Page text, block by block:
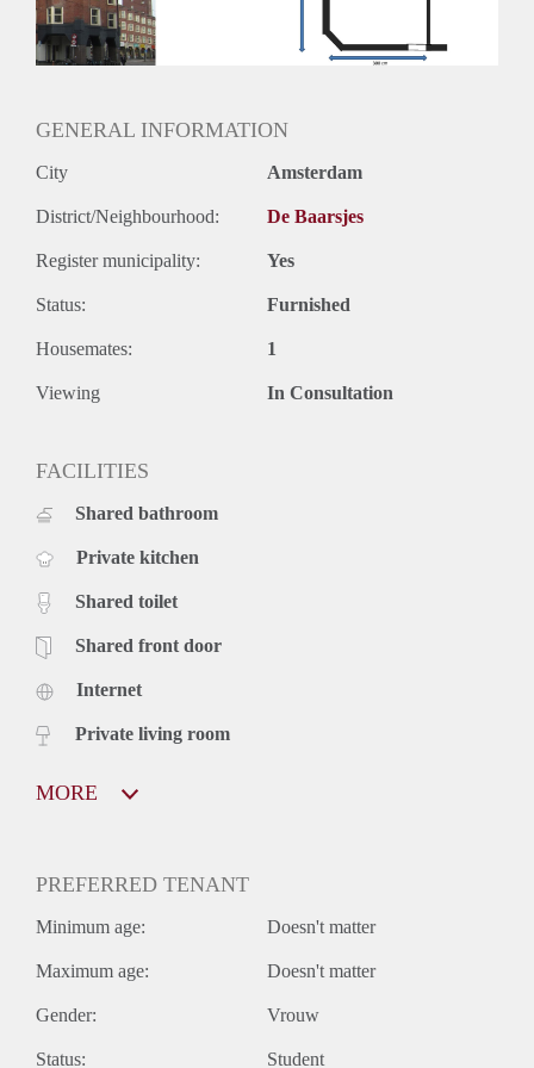
Het toilet en de douche worden met 1 ander persoon gedeeld.
De kamer ligt met één andere kamer op de 5e verdieping.
Eigen toegang.
Stuur voor meer informatie een mail.
GENERAL INFORMATION
City Amsterdam
District/Neighbourhood: De Baarsjes
Register municipality: Yes
Status: Furnished
Housemates: 1
Viewing In Consultation
FACILITIES
Shared bathroom
Private kitchen
Shared toilet
Shared front door
Internet
Private living room
MORE
PREFERRED TENANT
Minimum age: Doesn't matter
Maximum age: Doesn't matter
Gender: Vrouw
Status: Student